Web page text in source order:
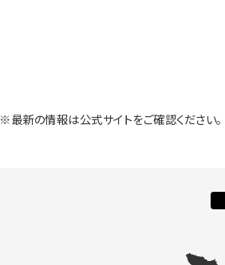
※最新の情報は公式サイトをご確認ください。